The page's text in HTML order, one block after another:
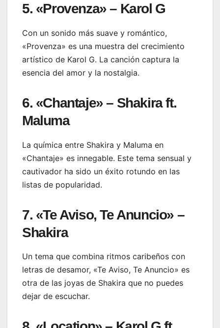
5. «Provenza» – Karol G
Con un sonido más suave y romántico,
«Provenza» es una muestra del crecimiento
artístico de Karol G. La canción captura la
esencia del amor y la nostalgia.
6. «Chantaje» – Shakira ft.
Maluma
La química entre Shakira y Maluma en
«Chantaje» es innegable. Este tema sensual y
cautivador ha sido un éxito rotundo en las
listas de popularidad.
7. «Te Aviso, Te Anuncio» –
Shakira
Un tema que combina ritmos caribeños con
letras de desamor, «Te Aviso, Te Anuncio» es
otra de las joyas de Shakira que no puedes
dejar de escuchar.